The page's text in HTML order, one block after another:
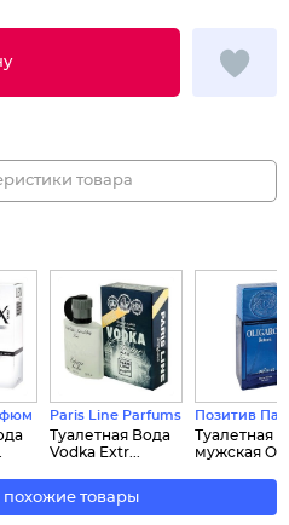
товара
Paris Line Parfums
Туалетная Вода
Vodka Extr...
Позитив
Туалетная
мужская
похожие товары